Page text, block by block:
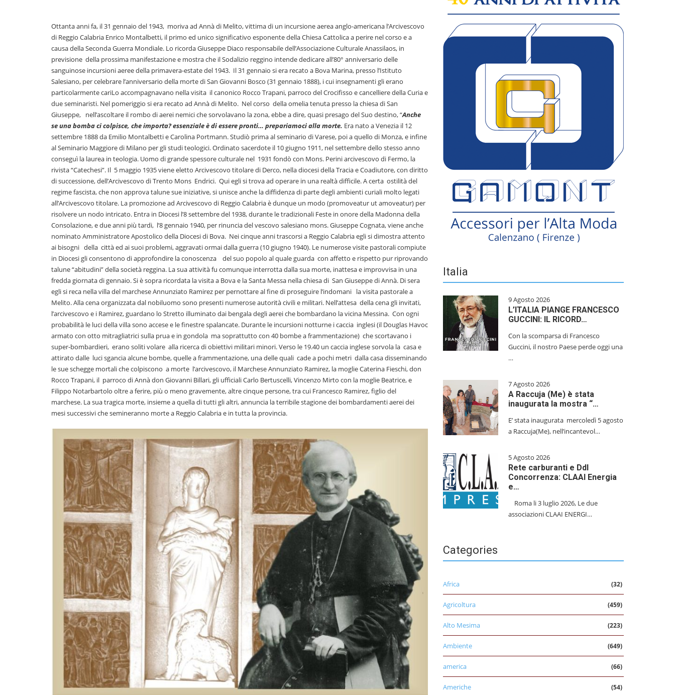
Ottanta anni fa, il 31 gennaio del 1943, moriva ad Annà di Melito, vittima di un incursione aerea anglo-americana l’Arcivescovo
di Reggio Calabria Enrico Montalbetti, il primo ed unico significativo esponente della Chiesa Cattolica a perire nel corso e a
causa della Seconda Guerra Mondiale. Lo ricorda Giuseppe Diaco responsabile dell’Associazione Culturale Anassilaos, in
previsione della prossima manifestazione e mostra che il Sodalizio reggino intende dedicare all’80° anniversario delle
sanguinose incursioni aeree della primavera-estate del 1943. Il 31 gennaio si era recato a Bova Marina, presso l’Istituto
Salesiano, per celebrare l’anniversario della morte di San Giovanni Bosco (31 gennaio 1888), i cui insegnamenti gli erano
particolarmente cariLo accompagnavano nella visita il canonico Rocco Trapani, parroco del Crocifisso e cancelliere della Curia e
due seminaristi. Nel pomeriggio si era recato ad Annà di Melito. Nel corso della omelia tenuta presso la chiesa di San
Giuseppe, nell’ascoltare il rombo di aerei nemici che sorvolavano la zona, ebbe a dire, quasi presago del Suo destino, “Anche
se una bomba ci colpisce, che importa? essenziale è di essere pronti… prepariamoci alla morte. Era nato a Venezia il 12
settembre 1888 da Emilio Montalbetti e Carolina Portmann. Studiò prima al seminario di Varese, poi a quello di Monza, e infine
al Seminario Maggiore di Milano per gli studi teologici. Ordinato sacerdote il 10 giugno 1911, nel settembre dello stesso anno
conseguì la laurea in teologia. Uomo di grande spessore culturale nel 1931 fondò con Mons. Perini arcivescovo di Fermo, la
rivista “Catechesi”. Il 5 maggio 1935 viene eletto Arcivescovo titolare di Derco, nella diocesi della Tracia e Coadiutore, con diritto
di successione, dell’Arcivescovo di Trento Mons Endrici. Qui egli si trova ad operare in una realtà difficile. A certa ostilità del
regime fascista, che non approva talune sue iniziative, si unisce anche la diffidenza di parte degli ambienti curiali molto legati
all’Arcivescovo titolare. La promozione ad Arcivescovo di Reggio Calabria è dunque un modo (promoveatur ut amoveatur) per
risolvere un nodo intricato. Entra in Diocesi l’8 settembre del 1938, durante le tradizionali Feste in onore della Madonna della
Consolazione, e due anni più tardi, l’8 gennaio 1940, per rinuncia del vescovo salesiano mons. Giuseppe Cognata, viene anche
nominato Amministratore Apostolico della Diocesi di Bova. Nei cinque anni trascorsi a Reggio Calabria egli si dimostra attento
ai bisogni della città ed ai suoi problemi, aggravati ormai dalla guerra (10 giugno 1940). Le numerose visite pastorali compiute
in Diocesi gli consentono di approfondire la conoscenza del suo popolo al quale guarda con affetto e rispetto pur riprovando
talune “abitudini” della società reggina. La sua attività fu comunque interrotta dalla sua morte, inattesa e improvvisa in una
fredda giornata di gennaio. Si è sopra ricordata la visita a Bova e la Santa Messa nella chiesa di San Giuseppe di Annà. Di sera
egli si reca nella villa del marchese Annunziato Ramirez per pernottare al fine di proseguire l’indomani la visita pastorale a
Melito. Alla cena organizzata dal nobiluomo sono presenti numerose autorità civili e militari. Nell’attesa della cena gli invitati,
l’arcivescovo e i Ramirez, guardano lo Stretto illuminato dai bengala degli aerei che bombardano la vicina Messina. Con ogni
probabilità le luci della villa sono accese e le finestre spalancate. Durante le incursioni notturne i caccia inglesi (il Douglas Havoc
armato con otto mitragliatrici sulla prua e in gondola ma soprattutto con 40 bombe a frammentazione) che scortavano i
super-bombardieri, erano soliti volare alla ricerca di obiettivi militari minori. Verso le 19.40 un caccia inglese sorvola la casa e
attirato dalle luci sgancia alcune bombe, quelle a frammentazione, una delle quali cade a pochi metri dalla casa disseminando
le sue schegge mortali che colpiscono a morte l’arcivescovo, il Marchese Annunziato Ramirez, la moglie Caterina Fieschi, don
Rocco Trapani, il parroco di Annà don Giovanni Billari, gli ufficiali Carlo Bertuscelli, Vincenzo Mirto con la moglie Beatrice, e
Filippo Notarbartolo oltre a ferire, più o meno gravemente, altre cinque persone, tra cui Francesco Ramirez, figlio del
marchese. La sua tragica morte, insieme a quella di tutti gli altri, annuncia la terribile stagione dei bombardamenti aerei dei
mesi successivi che semineranno morte a Reggio Calabria e in tutta la provincia.
Italia
9 Agosto 2026
L’ITALIA PIANGE FRANCESCO
GUCCINI: IL RICORD…
Con la scomparsa di Francesco
Guccini, il nostro Paese perde oggi una
…
7 Agosto 2026
A Raccuja (Me) è stata
inaugurata la mostra “…
E’ stata inaugurata mercoledì 5 agosto
a Raccuja(Me), nell’incantevol…
5 Agosto 2026
Rete carburanti e Ddl
Concorrenza: CLAAI Energia
e…
​Roma li 3 luglio 2026, Le due
associazioni CLAAI ENERGI…
Categories
Africa (32)
Agricoltura (459)
Alto Mesima (223)
Ambiente (649)
america (66)
Americhe (54)